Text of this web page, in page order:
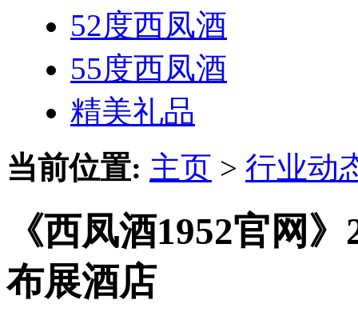
52度西凤酒
55度西凤酒
精美礼品
当前位置: 主页 > 行业动
《西凤酒1952官网
布展酒店